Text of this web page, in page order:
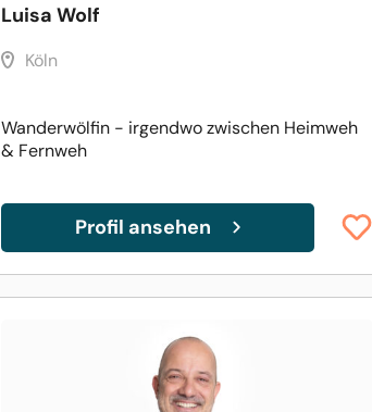
Luisa Wolf
Köln
Wanderwölfin - irgendwo zwischen Heimweh
& Fernweh
Profil ansehen